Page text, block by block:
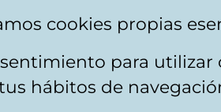
Website map
cookies propias
para
hábitos de